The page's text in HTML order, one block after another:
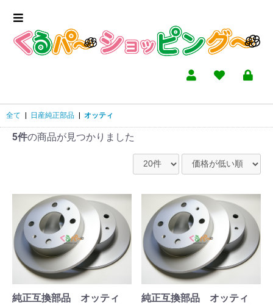
全て 日産純正部品 オッティ
5件の商品が見つかりました
純正互換部品 オッティ
純正互換部品 オッティ